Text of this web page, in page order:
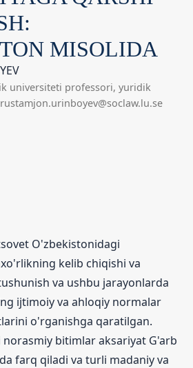
MISOLIDA
universiteti professori, yuridik
O'zbekistonidagi
kelib chiqishi va
va ushbu jarayonlarda
ijtimoiy va ahloqiy normalar
o'rganishga qaratilgan.
bitimlar aksariyat G'arb
farq qiladi va turli madaniy va